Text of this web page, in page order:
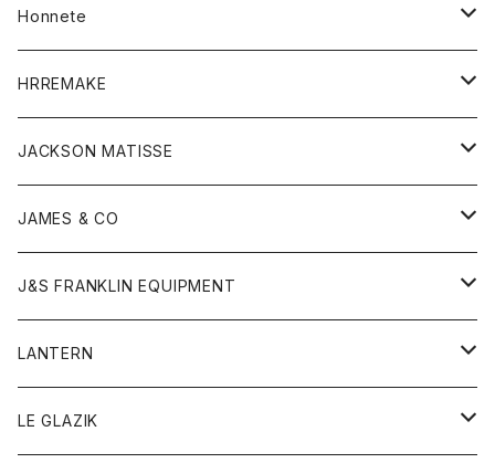
帽子
カーディガン
コート
フリース
アクセサリー
ウォレット
ストール
マフラー
キッズ
Tシャツ
グッズ
アンダーウェア
靴
トップス
カーディガン
ジャケット
ボトム
オーバーオール
ショートパンツ
レディース
アウター
アウター
カーディガン
コート
キッズ
Tシャツ
ロンパース
グッズ
靴
ストール
トップス
カットソー
シャツ
ボトム
オーバーオール
ショートパンツ
レディース
オーバーオール
ワンピース
Honnete
ブラウス
ワンピース
HRREMAKE
バック
キッズ
トレーナー
トップス
Gジャケット
スウェット
帽子
JACKSON MATISSE
Tシャツ
帽子
JAMES & CO
ボトム
J&S FRANKLIN EQUIPMENT
アウター
LANTERN
アウター
LE GLAZIK